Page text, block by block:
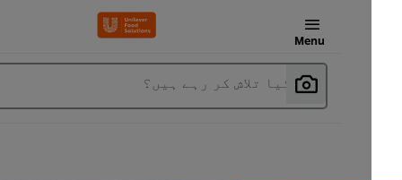
آپ کیا تلاش کر رہے ہیں؟